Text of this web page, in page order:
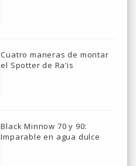
Cuatro maneras de montar
el Spotter de Ra’is
Black Minnow 70 y 90:
Imparable en agua dulce